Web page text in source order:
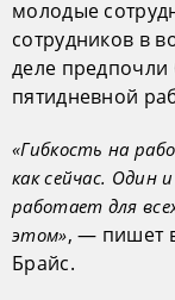
молодые
сотрудников в
деле предпочли
пятидневной
«Гибкость на
как сейчас.
работает для
этом», — пишет
Брайс.